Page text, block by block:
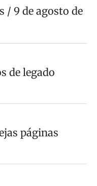
/ 9 de agosto de
de legado
páginas